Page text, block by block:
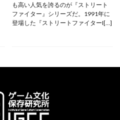
も高い人気を誇るのが『ストリート
ファイター』シリーズだ。1991年に
登場した『ストリートファイターI[…]